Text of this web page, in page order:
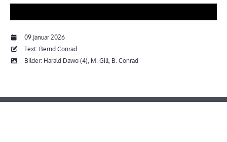
09.Januar 2026
Text: Bernd Conrad
Bilder: Harald Dawo (4), M. Gill, B. Conrad